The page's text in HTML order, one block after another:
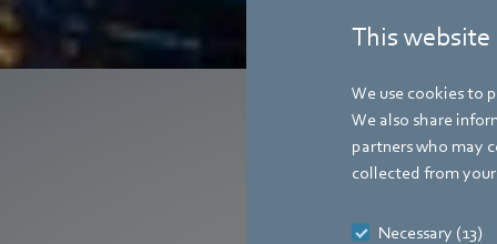
This website
We use cookies to
We also share
partners who may
collected from your
Necessary (13)